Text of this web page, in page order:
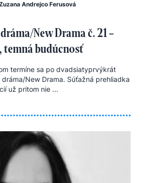
Andrejco Ferusová
New Drama č. 21 –
budúcnosť
termíne sa po dvadsiatyprvýkrát
New Drama. Súťažná prehliadka
už pritom nie ...